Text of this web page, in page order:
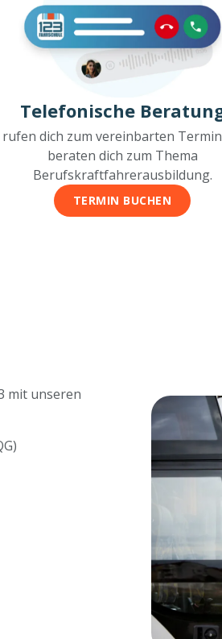
Telefonische
dich zum vereinbarten
beraten dich zum Thema
Berufskraftfahrerausbildung.
TERMIN BUCHEN
mit unseren